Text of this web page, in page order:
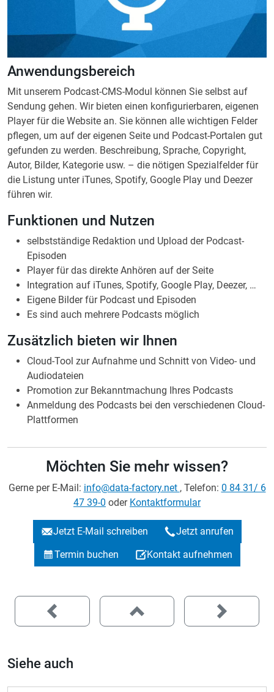
Sendung gehen. Wir bieten einen konfigurierbaren, eigenen
Player für die Website an. Sie können alle wichtigen Felder
pflegen, um auf der eigenen Seite und Podcast-Portalen gut
gefunden zu werden. Beschreibung, Sprache, Copyright,
Autor, Bilder, Kategorie usw. – die nötigen Spezialfelder für
die Listung unter iTunes, Spotify, Google Play und Deezer
führen wir.
Funktionen und Nutzen
selbstständige Redaktion und Upload der Podcast-
Episoden
Player für das direkte Anhören auf der Seite
Integration auf iTunes, Spotify, Google Play, Deezer, …
Eigene Bilder für Podcast und Episoden
Es sind auch mehrere Podcasts möglich
Zusätzlich bieten wir Ihnen
Cloud-Tool zur Aufnahme und Schnitt von Video- und
Audiodateien
Promotion zur Bekanntmachung Ihres Podcasts
Anmeldung des Podcasts bei den verschiedenen Cloud-
Plattformen
Möchten Sie mehr wissen?
Gerne per E-Mail:info@data-factory.net, Telefon:0 84 31/ 6
47 39-0oderKontaktformular
Siehe auch
Bistum Augsburg
Das Bistum Augsburg liegt im Südwesten
Dekanate aus dem bayerischen